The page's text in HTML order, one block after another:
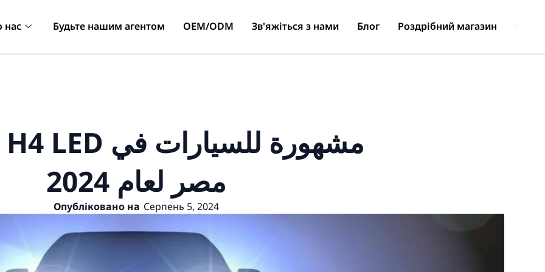
нас Будьте нашим агентом OEM/ODM Зв'яжіться з нами Блог Роздрібний магазин
مصر لعام 2024
Опубліковано на Серпень 5, 2024